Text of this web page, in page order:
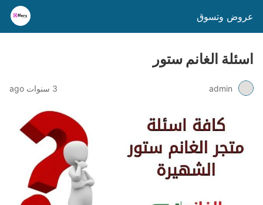
عروض وتسوق
اسئلة الغانم ستور
admin 3 سنوات ago